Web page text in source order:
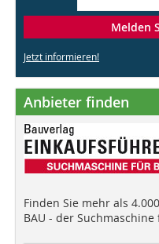
Melden
Jetzt informieren!
Anbieter finden
Finden Sie mehr als
BAU - der